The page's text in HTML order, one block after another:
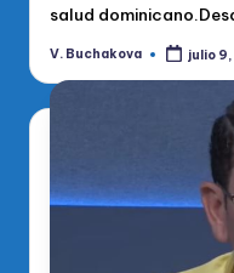
salud
Publicado
V. Buchakova julio